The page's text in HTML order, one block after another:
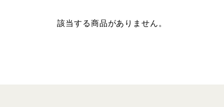
該当する商品がありません。